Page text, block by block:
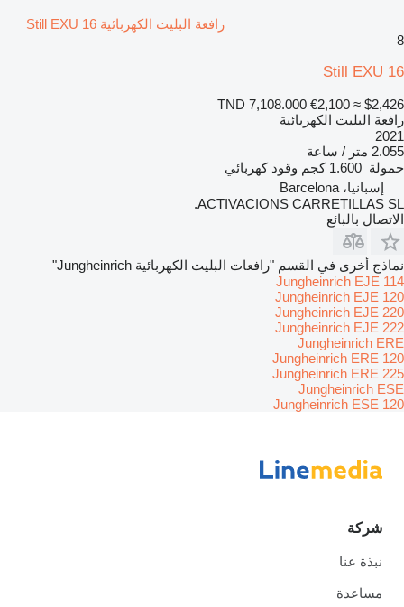
رافعة البليت الكهربائية Still EXU 16
8
Still EXU 16
TND 7,108.000 €2,100 ≈ $2,426
رافعة البليت الكهربائية
2021
2.055 متر / ساعة
حمولة 1.600 كجم وقود كهربائي
إسبانيا، Barcelona
ACTIVACIONS CARRETILLAS SL.
الاتصال بالبائع
نماذج أخرى في القسم "رافعات البليت الكهربائية Jungheinrich"
Jungheinrich EJE 114
Jungheinrich EJE 120
Jungheinrich EJE 220
Jungheinrich EJE 222
Jungheinrich ERE
Jungheinrich ERE 120
Jungheinrich ERE 225
Jungheinrich ESE
Jungheinrich ESE 120
شركة
نبذة عنا
مساعدة